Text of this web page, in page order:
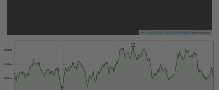
Leaflet OpenStreetMapcontributors
400 m
600 m
800 m
228
845